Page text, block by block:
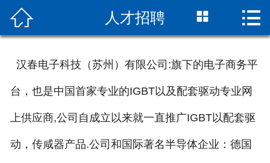
网站首页
应用领域
 人才招聘  
汉春电子科技（苏州）有限公司:旗下的电子商务平
台，也是中国首家专业的IGBT以及配套驱动专业网
上供应商,公司自成立以来就一直推广IGBT以配套驱
动，传咸器产品.公司和国际著名半导体企业：德国